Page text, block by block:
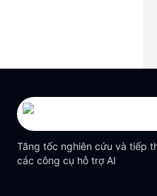
Tăng tốc nghiên cứu và tiếp
các công cụ hỗ trợ AI